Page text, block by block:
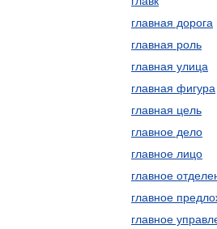
главная дорога
главная роль
главная улица
главная фигура
главная цель
главное дело
главное лицо
главное
главное
главное